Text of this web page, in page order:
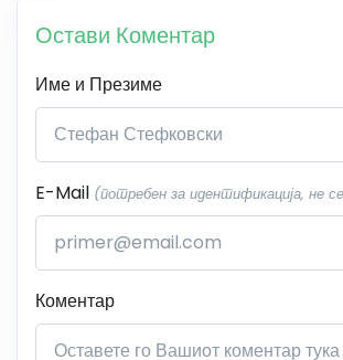
Остави Коментар
Име и Презиме
E-Mail (потребен за идентификација, не се
Коментар